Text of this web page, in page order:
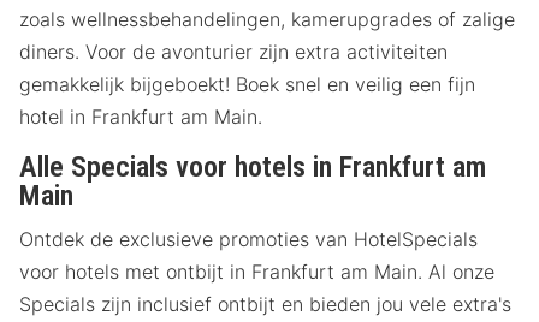
zoals wellnessbehandelingen, kamerupgrades of zalige
diners. Voor de avonturier zijn extra activiteiten
gemakkelijk bijgeboekt! Boek snel en veilig een fijn
hotel in Frankfurt am Main.
Alle Specials voor hotels in Frankfurt am
Main
Ontdek de exclusieve promoties van HotelSpecials
voor hotels met ontbijt in Frankfurt am Main. Al onze
Specials zijn inclusief ontbijt en bieden jou vele extra's